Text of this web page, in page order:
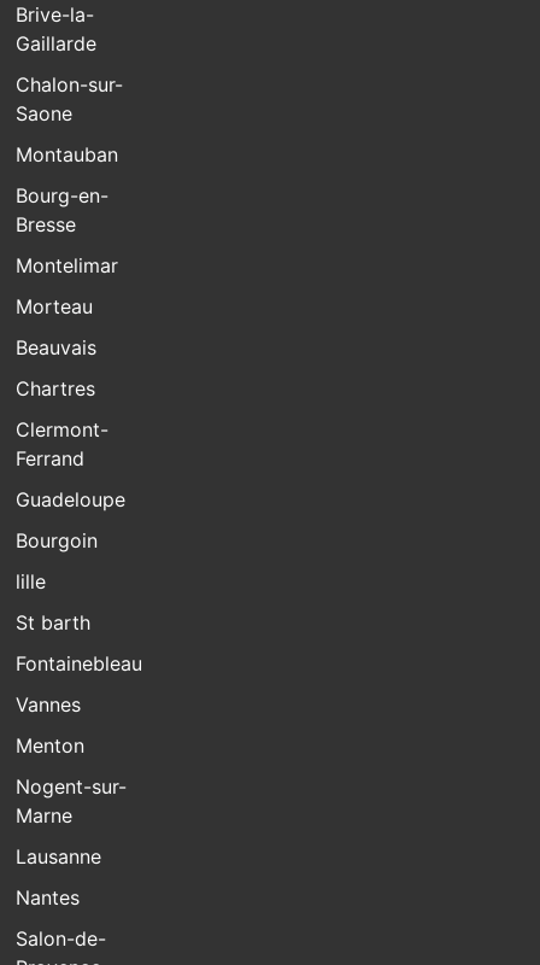
Brive-la-
Gaillarde
Chalon-sur-
Saone
Montauban
Bourg-en-
Bresse
Montelimar
Morteau
Beauvais
Chartres
Clermont-
Ferrand
Guadeloupe
Bourgoin
lille
St barth
Fontainebleau
Vannes
Menton
Nogent-sur-
Marne
Lausanne
Nantes
Salon-de-